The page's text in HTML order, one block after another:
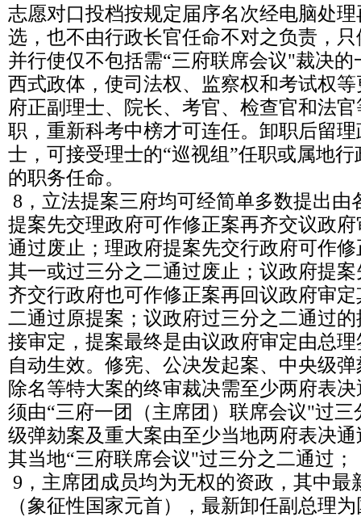
志愿对口投档按规定届序名次经电脑处
选，也不由行政长官任命不对之负责，
并行使仅不包括需“三府联席会议"裁决
西式政体，使司法权、监察权和考试权
府正副理士、院长、考官、检查官和法
职，重新科考中榜才可连任。卸职后留
士，可接受理士的“巡视组”任职或属地
的职务任命。
8，立法提案三府均可经简单多数提出由
提案先交理政府可作修正案再齐交议政
通过废止；理政府提案先交行政府可作
其一或过三分之二通过废止；议政府提
齐交行政府也可作修正案再回议政府审
二通过原提案；议政府过三分之二通过
接审定，提案最终是由议政府审定由总
自动生效。修宪、公决发起案、中央级
除名等特大案的终审裁决需至少两府表
须由“三府一团（主席团）联席会议"过
级弹劾案及重大案由至少当地两府表决
其当地“三府联席会议"过三分之二通过；
9，主席团成员均为无权的资政，其中最
（象征性国家元首），最新卸任副总理